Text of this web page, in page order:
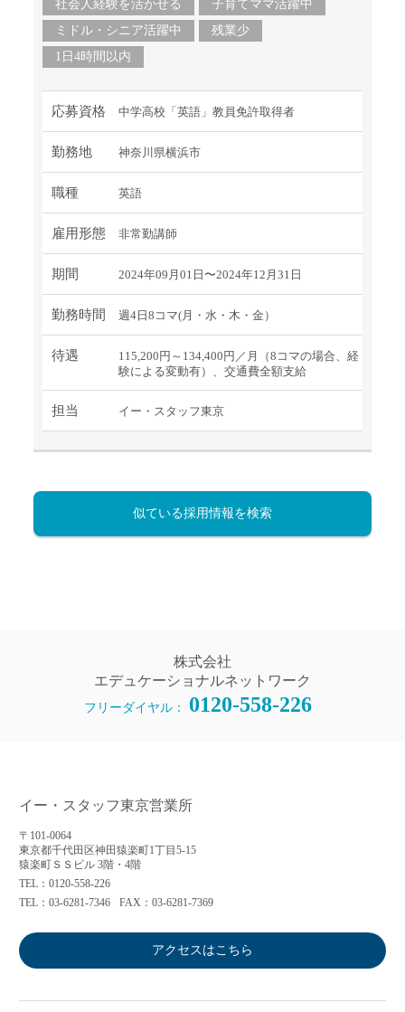
社会人経験を活かせる
子育てママ活躍中
ミドル・シニア活躍中
残業少
1日4時間以内
応募資格 中学高校「英語」教員免許取得者
勤務地 神奈川県横浜市
職種 英語
雇用形態 非常勤講師
期間 2024年09月01日〜2024年12月31日
勤務時間 週4日8コマ(月・水・木・金）
待遇
115,200円～134,400円／月（8コマの場合、経
験による変動有）、交通費全額支給
担当 イー・スタッフ東京
似ている採用情報を検索
株式会社
エデュケーショナルネットワーク
フリーダイヤル： 0120-558-226
イー・スタッフ東京営業所
〒101-0064
東京都千代田区神田猿楽町1丁目5-15
猿楽町ＳＳビル 3階・4階
TEL：0120-558-226
TEL：03-6281-7346
FAX：03-6281-7369
アクセスはこちら